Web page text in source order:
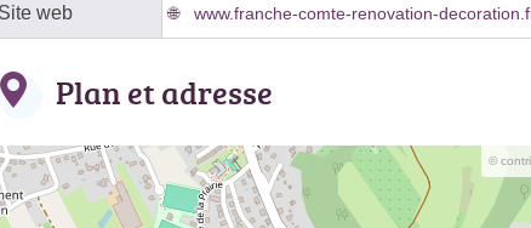
Site web www.franche-comte-renovation-
Plan et adresse
©